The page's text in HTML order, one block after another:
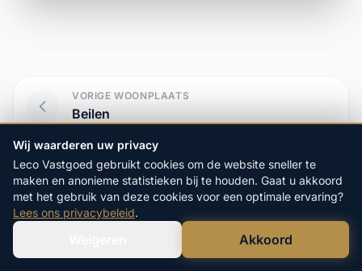
VORIGE WOONPLAATS
Beilen
VOLGENDE WOONPLAATS
Benderse
Start hier uw vrijblijvende
Bel Ons Direct
Wij waarderen uw privacy
Leco Vastgoed gebruikt cookies om de website sneller te
maken en anonieme statistieken bij te houden. Gaat u akkoord
met het gebruik van deze cookies voor een optimale ervaring?
Lees ons privacybeleid.
Akkoord